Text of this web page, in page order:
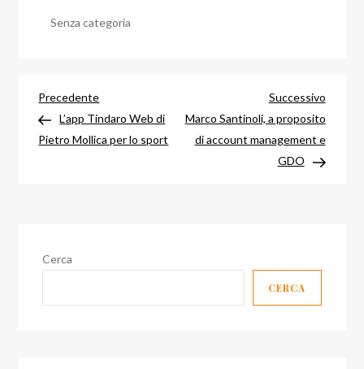
Senza categoria
Navigazione
articoli
Articolo
precedente
Precedente
L’app Tindaro Web di
Pietro Mollica per lo sport
Successivo
Marco Santinoli, a proposito
di account management e
GDO
Cerca
CERCA